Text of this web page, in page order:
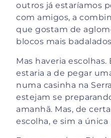
outros já estaríamos
com amigos, a
que gostam de
blocos mais
Mas haveria escolhas.
estaria a de pegar
numa casinha na
estejam se
amanhã. Mas, de
escolha, e sim a